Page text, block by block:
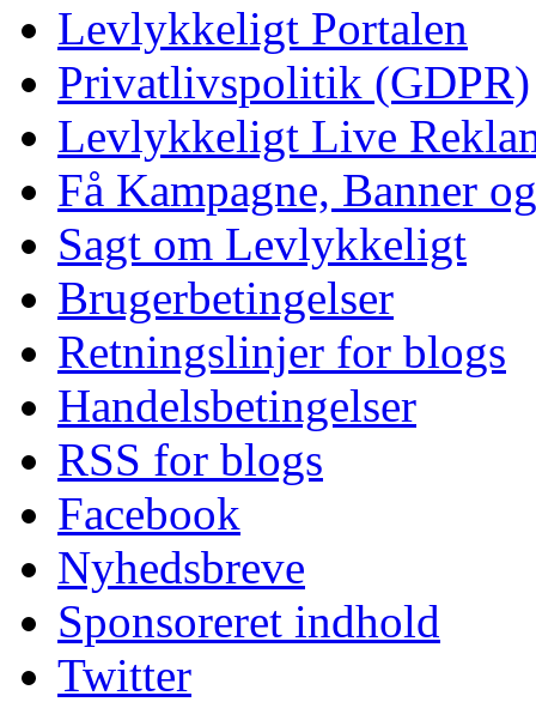
Levlykkeligt Portalen
Privatlivspolitik (GDPR)
Levlykkeligt Live
Få Kampagne, Banner
Sagt om Levlykkeligt
Brugerbetingelser
Retningslinjer for blogs
Handelsbetingelser
RSS for blogs
Facebook
Nyhedsbreve
Sponsoreret indhold
Twitter